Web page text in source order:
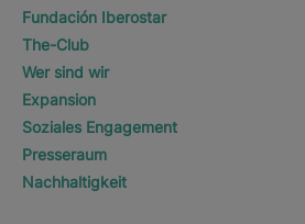
Fundación Iberostar
The-Club
Wer sind wir
Expansion
Soziales Engagement
Presseraum
Nachhaltigkeit